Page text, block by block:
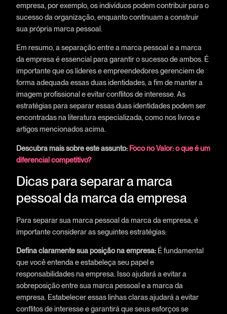
empresa, por exemplo, os indivíduos podem contribuir para o
sucesso da organização, enquanto continuam a construir
sua própria marca pessoal.
Em resumo, a separação entre a marca pessoal e a marca
da empresa é essencial para garantir o sucesso de ambos. É
importante que os líderes e empreendedores gerenciem de
forma adequada essas duas identidades, a fim de manter a
imagem profissional e evitar conflitos de interesse. As
estratégias para separar essas duas identidades podem ser
encontradas na literatura especializada, como nos livros e
artigos mencionados acima.
Descubra mais sobre este assunto: Foco no Valor: o que é um
diferencial competitivo?
Dicas para separar a marca
pessoal da marca da empresa
Para separar sua marca pessoal da marca da empresa, é
importante considerar as seguintes estratégias:
Defina claramente sua posição na empresa: É fundamental
que você entenda e estabeleça seu papel e
responsabilidades na empresa. Isso ajudará a evitar a
sobreposição entre sua marca pessoal e a marca da
empresa. Estabelecer essas linhas claras ajudará a evitar
conflitos de interesse e garantirá que seus esforços se